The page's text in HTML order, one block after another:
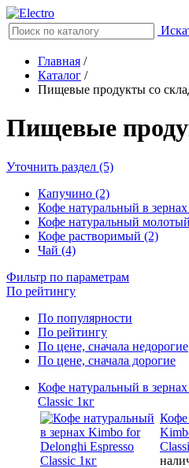
Главная /
Каталог /
Пищевые продукты со
Пищевые
Уточнить раздел (5)
Капучино (2)
Кофе натуральный в
Кофе натуральный
Кофе растворимый (2)
Чай (4)
Фильтр по параметрам
По рейтингу
По популярности
По рейтингу
По цене, сначала недорогие
По цене, сначала дорогие
Кофе натуральный в
Classic 1кг
Кофе